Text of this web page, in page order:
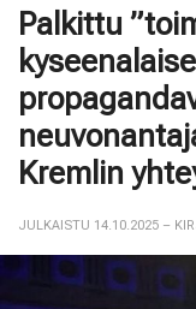
luontoon
09:30
ULKOMAAT —
sato
14:56
ULKOMAAT —
pysyvistä
Palkittu
Kremlin
JULKAISTU 14.10.2025 –